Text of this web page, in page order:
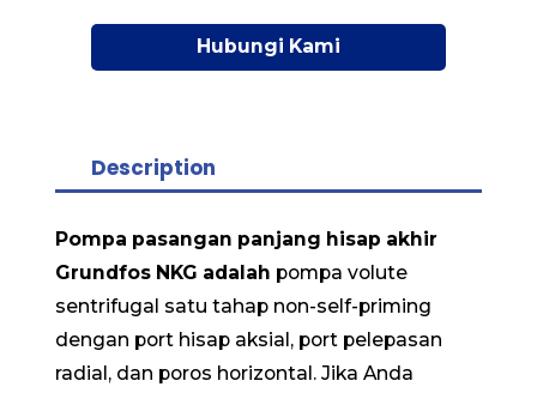
Hubungi Kami
Description
Pompa pasangan panjang hisap akhir
Grundfos NKG adalah pompa volute
sentrifugal satu tahap non-self-priming
dengan port hisap aksial, port pelepasan
radial, dan poros horizontal. Jika Anda